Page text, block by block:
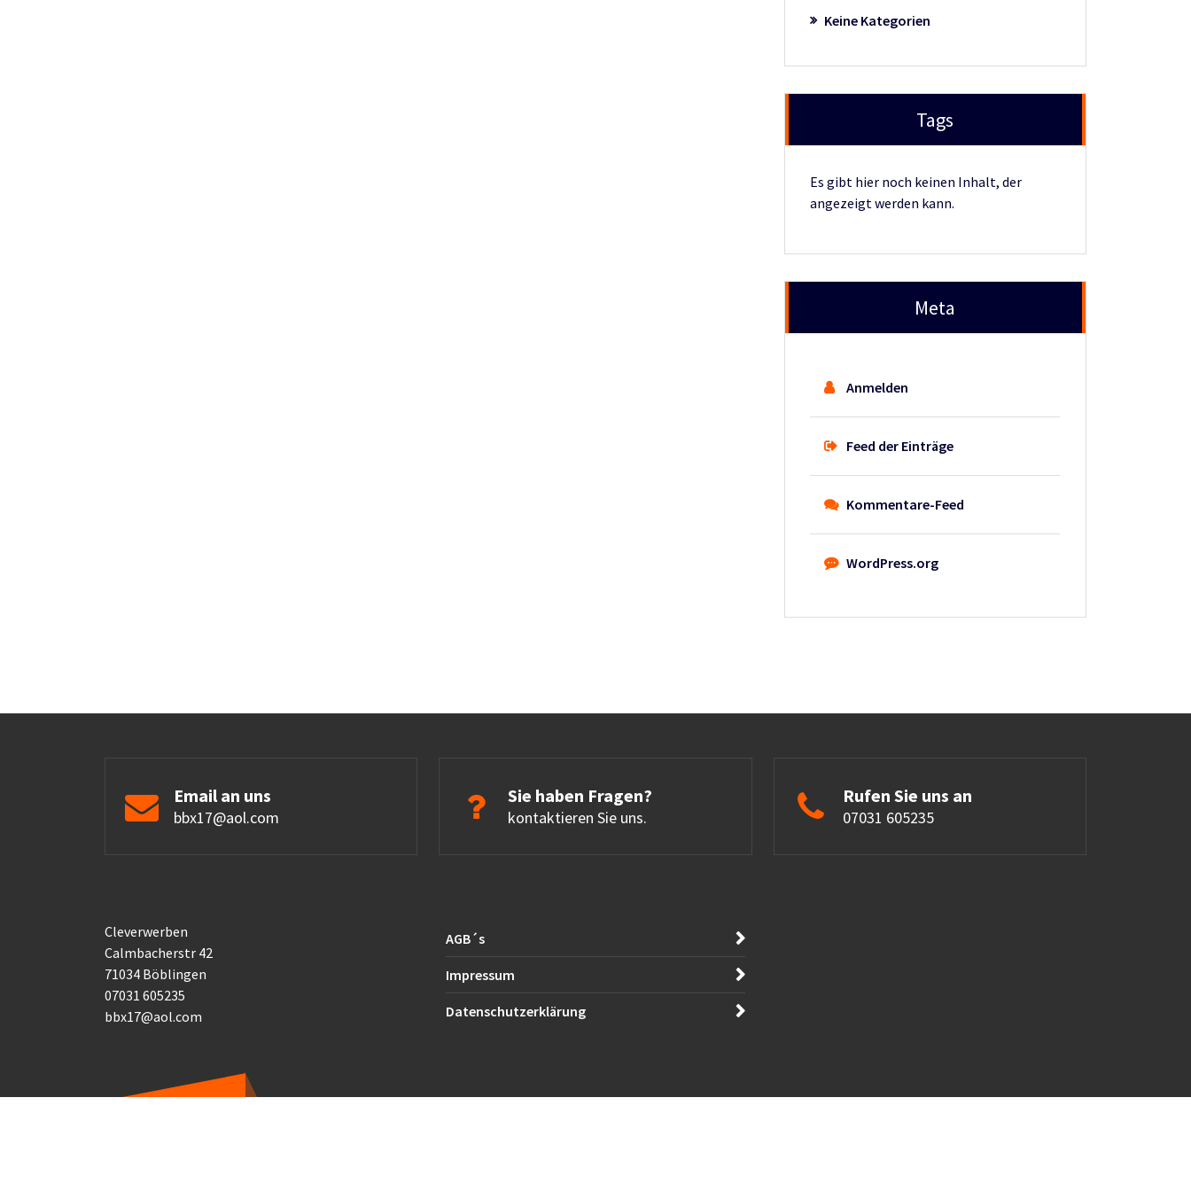
Keine Kategorien
Tags
Es gibt hier noch keinen Inhalt, der
angezeigt werden kann.
Meta
Anmelden
Feed der Einträge
Kommentare-Feed
WordPress.org
Email an uns
bbx17@aol.com
Sie haben Fragen?
kontaktieren Sie uns.
Rufen Sie uns an
07031 605235
Cleverwerben
Calmbacherstr 42
71034 Böblingen
07031 605235
bbx17@aol.com
AGB´s
Impressum
Datenschutzerklärung